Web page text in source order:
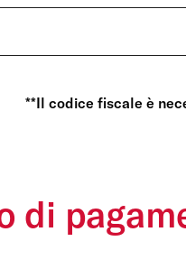
Cookies di terze parti
**Il codice fiscale è
di